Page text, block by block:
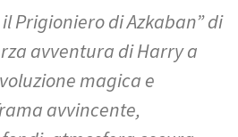
Prigioniero di Azkaban” di
avventura di Harry a
magica e
avvincente,